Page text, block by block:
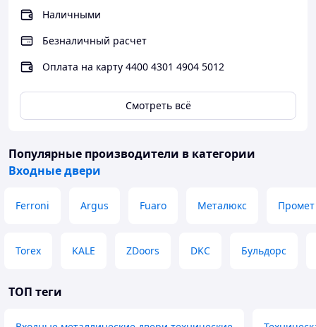
Ночная задвижка -Нет
Тип отделки -Металл
Открывание двери -левая, правая
Внешняя отделка
Наличными
Безналичный расчет
Оплата на карту 4400 4301 4904 5012
Смотреть всё
Популярные производители в категории
Входные двери
Ferroni Argus Fuaro Металюкс Промет
Torex KALE ZDoors DKC Бульдорс
ТОП теги